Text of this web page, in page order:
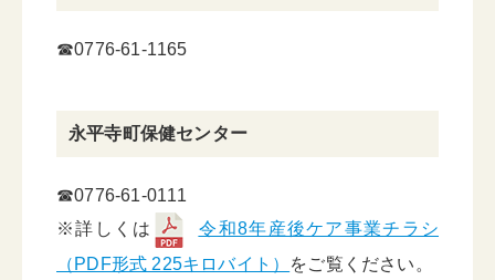
☎0776-61-1165
永平寺町保健センター
☎0776-61-0111
※詳しくは
令和8年産後ケア事業チラシ
（PDF形式 225キロバイト）
をご覧ください。